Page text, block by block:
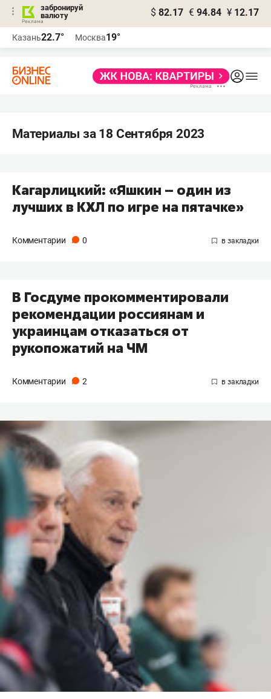
забронируй
валюту
$ 82.17 € 94.84 ¥ 12.17
Казань22.7° Москва19°
Материалы за 18 Сентября 2023
Кагарлицкий: «Яшкин – один из
лучших в КХЛ по игре на пятачке»
Комментарии 0
В Госдуме прокомментировали
рекомендации россиянам и
украинцам отказаться от
рукопожатий на ЧМ
Комментарии 2